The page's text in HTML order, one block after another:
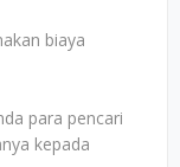
biaya
para pencari
kepada